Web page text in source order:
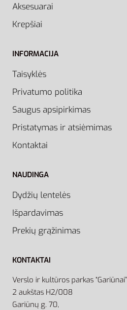
Aksesuarai
Krepšiai
INFORMACIJA
Taisyklės
Privatumo politika
Saugus apsipirkimas
Pristatymas ir atsiėmimas
Kontaktai
NAUDINGA
Dydžių lentelės
Išpardavimas
Prekių grąžinimas
KONTAKTAI
Verslo ir kultūros parkas “Gariūnai”
2 aukštas H2/008
Gariūnų g. 70,